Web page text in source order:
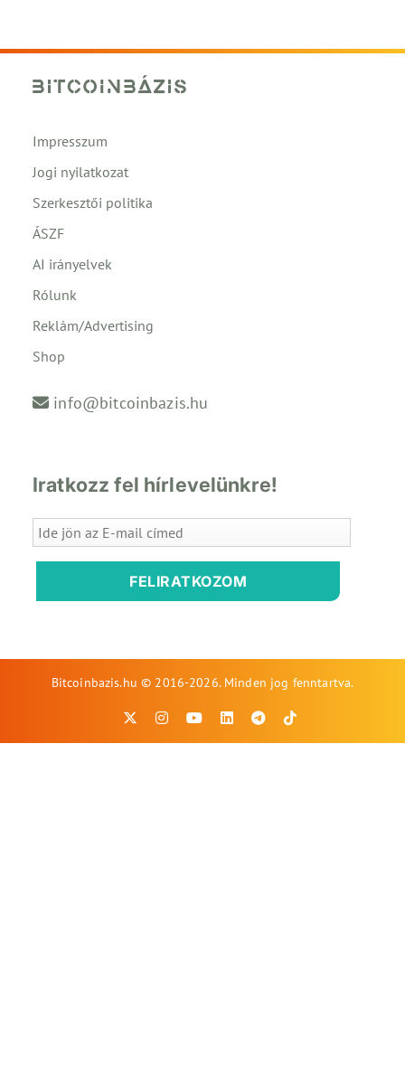
Impresszum
Jogi nyilatkozat
Szerkesztői politika
ÁSZF
AI irányelvek
Rólunk
Reklám/Advertising
Shop
info@bitcoinbazis.hu
Iratkozz fel hírlevelünkre!
FELIRATKOZOM
Bitcoinbazis.hu © 2016-2026. Minden jog fenntartva.